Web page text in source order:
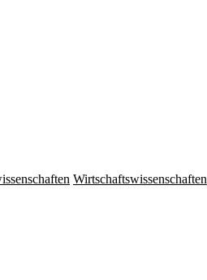
Wirtschaftswissenschaften